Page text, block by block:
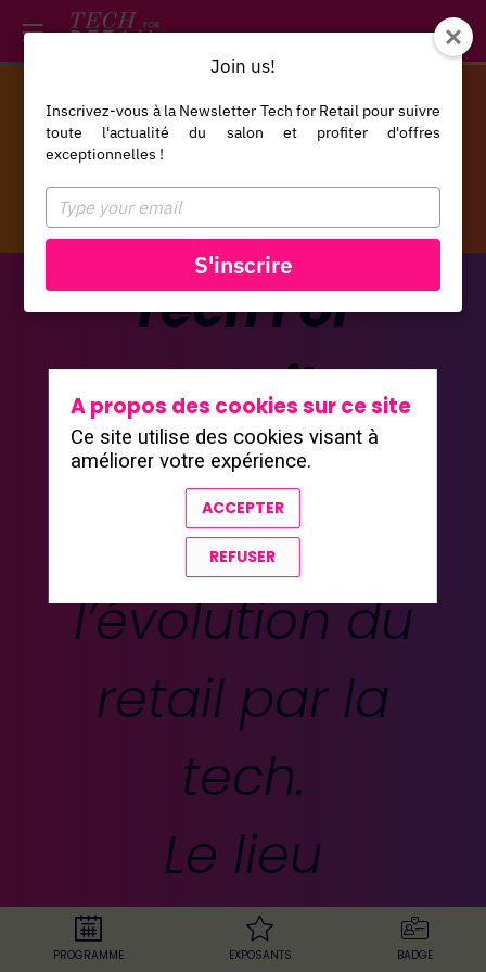
EXPOSER
Tech For
Retail,
l’évènement
qui définit
l’évolution du
retail par la
tech.
Le lieu
incontournable
PROGRAMME EXPOSANTS BADGE
A propos des cookies sur ce site
Ce site utilise des cookies visant à
améliorer votre expérience.
ACCEPTER
REFUSER
Join us!
Inscrivez-vous à la Newsletter Tech for Retail pour suivre
toute l'actualité du salon et profiter d'offres
exceptionnelles !
Type
your
email
S'inscrire